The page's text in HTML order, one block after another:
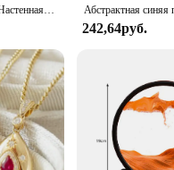
Классическая простая Настенная картина, схема космического корабля, Звездный путь, HD Печать на холсте, плакат для дома, гостиной, спальни, декоративная картина
242,64руб.